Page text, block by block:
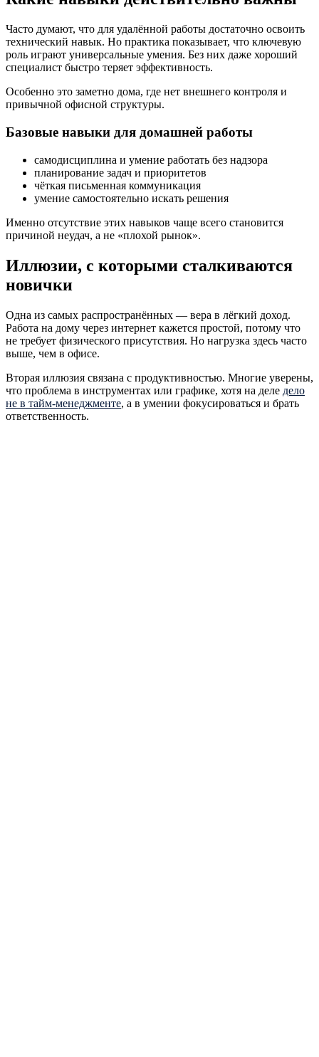
Часто думают, что для удалённой работы достаточно освоить
технический навык. Но практика показывает, что ключевую
роль играют универсальные умения. Без них даже хороший
специалист быстро теряет эффективность.
Особенно это заметно дома, где нет внешнего контроля и
привычной офисной структуры.
Базовые навыки для домашней работы
самодисциплина и умение работать без надзора
планирование задач и приоритетов
чёткая письменная коммуникация
умение самостоятельно искать решения
Именно отсутствие этих навыков чаще всего становится
причиной неудач, а не «плохой рынок».
Иллюзии, с которыми сталкиваются
новички
Одна из самых распространённых — вера в лёгкий доход.
Работа на дому через интернет кажется простой, потому что
не требует физического присутствия. Но нагрузка здесь часто
выше, чем в офисе.
Вторая иллюзия связана с продуктивностью. Многие уверены,
что проблема в инструментах или графике, хотя на деле дело
не в тайм-менеджменте, а в умении фокусироваться и брать
ответственность.